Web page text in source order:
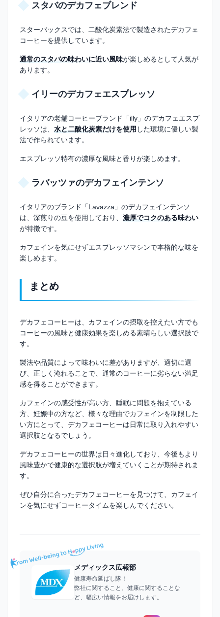
スタバのデカフェブレンド
スターバックスでは、二酸化炭素法で製造されたデカフェ
コーヒーを提供しています。
通常のスタバの味わいに近い風味が楽しめるとして人気が
あります。
イリーのデカフェエスプレッソ
イタリアの老舗コーヒーブランド「illy」のデカフェエスプ
レッソは、 水と二酸化炭素だけを使用 した環境に優しい製
法で作られています。
エスプレッソ特有の濃厚な風味と香りが楽しめます。
ラバッツァのデカフェインテンソ
イタリアのブランド「Lavazza」のデカフェインテンソ
は、深煎りの豆を使用しており、 濃厚でコクのある味わい
が特徴です。
カフェインを気にせずエスプレッソマシンで本格的な味を
楽しめます。
まとめ
デカフェコーヒーは、カフェインの摂取を控えたい方でも
コーヒーの風味と健康効果を楽しめる素晴らしい選択肢で
す。
製法や品質によって味わいに差がありますが、適切に選
び、正しく淹れることで、通常のコーヒーに劣らない満足
感を得ることができます。
カフェインの感受性が高い方、睡眠に問題を抱えている
方、妊娠中の方など、様々な理由でカフェインを制限した
い方にとって、デカフェコーヒーは日常に取り入れやすい
選択肢となるでしょう。
デカフェコーヒーの世界は日々進化しており、今後もより
風味豊かで健康的な選択肢が増えていくことが期待されま
す。
ぜひ自分に合ったデカフェコーヒーを見つけて、カフェイ
ンを気にせずコーヒータイムを楽しんでください。
メディックス広報部
健康寿命延ばし隊！
弊社に関すること、健康に関することな
ど、幅広い情報をお届けします。